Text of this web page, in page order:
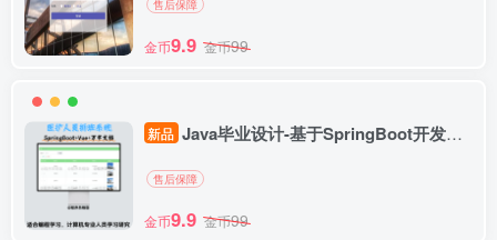
售后保障
金币9.9 金币99
新品 Java毕业设计-基于SpringBoot开发的医护人员排班系统
售后保障
金币9.9 金币99